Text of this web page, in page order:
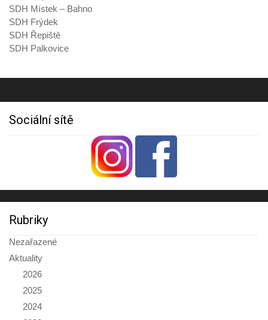
SDH Místek – Bahno
SDH Frýdek
SDH Řepiště
SDH Palkovice
Sociální sítě
Rubriky
Nezařazené
Aktuality
2026
2025
2024